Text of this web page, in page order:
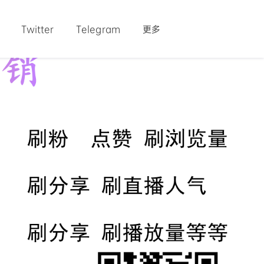
Twitter Telegram 更多